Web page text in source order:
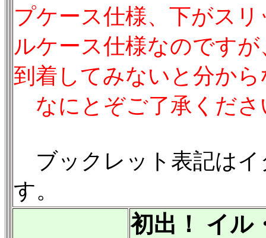
プケース仕様、下がス
ルケース仕様なのです
到着してみないと分か
なにとぞご了承くださ
ブックレット表記はイ
す。
初出！ イル